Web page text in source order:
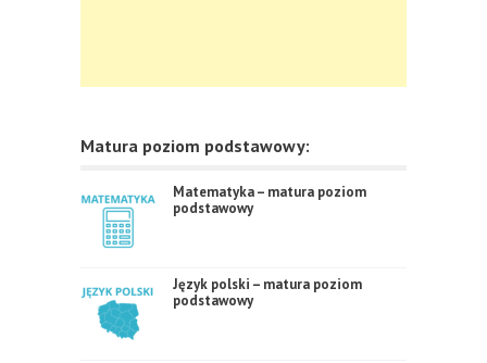
Matura poziom podstawowy:
Matematyka – matura poziom
podstawowy
Język polski – matura poziom
podstawowy